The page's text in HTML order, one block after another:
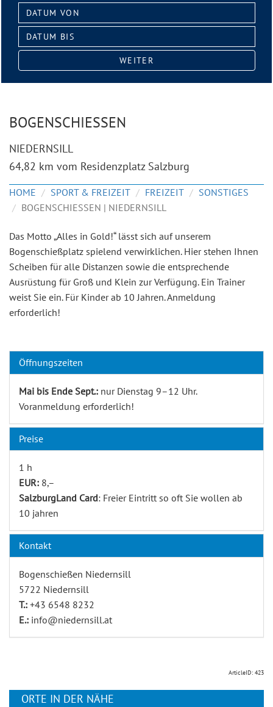
Datum
von:
Datum
bis:
WEITER
BOGENSCHIESSEN
NIEDERNSILL
64,82 km vom Residenzplatz Salzburg
HOME SPORT & FREIZEIT FREIZEIT
SONSTIGES
BOGENSCHIESSEN | NIEDERNSILL
Das Motto „Alles in Gold!“ lässt sich auf unserem
Bogenschießplatz spielend verwirklichen. Hier stehen Ihnen
Scheiben für alle Distanzen sowie die entsprechende
Ausrüstung für Groß und Klein zur Verfügung. Ein Trainer
weist Sie ein. Für Kinder ab 10 Jahren. Anmeldung
erforderlich!
Öffnungszeiten
Mai bis Ende Sept.: nur Dienstag 9–12 Uhr.
Voranmeldung erforderlich!
Preise
1 h
EUR: 8,–
SalzburgLand Card: Freier Eintritt so oft Sie wollen ab
10 jahren
Kontakt
Bogenschießen Niedernsill
5722 Niedernsill
T.: +43 6548 8232
E.: info@niedernsill.at
ArticleID: 423
ORTE IN DER NÄHE